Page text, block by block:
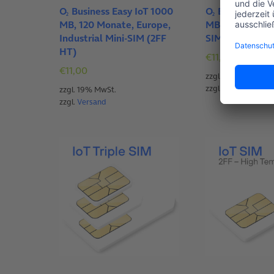
O2 Business Easy IoT 1000
MB, 120 Monate, Europe,
Industrial Mini-SIM (2FF
HT)
€11,00
zzgl. 19% MwSt.
zzgl. Versand
O2 Business
MB, 120
SIM-Chip
€11,50
zzgl. 19% MwSt.
zzgl.
Versand